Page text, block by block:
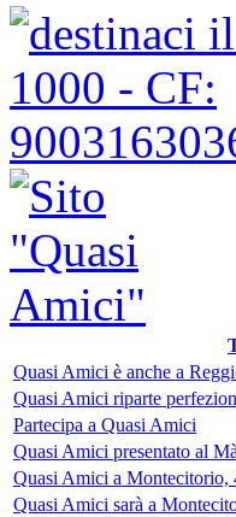
Quasi Amici è anche a
Quasi Amici riparte
Partecipa a Quasi Amici
Quasi Amici presentato al
Quasi Amici a
Quasi Amici sarà a